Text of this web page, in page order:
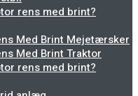
rens med brint?
Med Brint Mejetærsker
Med Brint Traktor
rens med brint?